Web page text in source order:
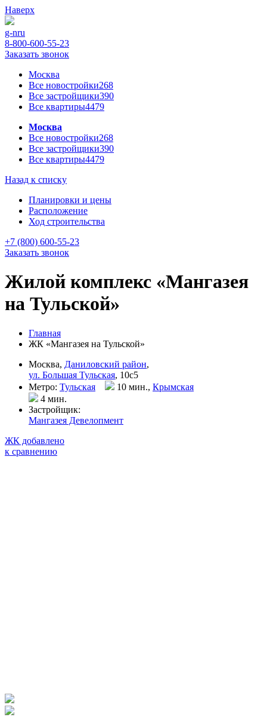
Наверх
g-nru
8-800-600-55-23
Заказать звонок
Москва
Все новостройки268
Все застройщики390
Все квартиры4479
Москва
Все новостройки268
Все застройщики390
Все квартиры4479
Назад к списку
Планировки и цены
Расположение
Ход строительства
+7 (800) 600-55-23
Заказать звонок
Жилой комплекс «Мангазея
на Тульской»
Главная
ЖК «Мангазея на Тульской»
Москва, Даниловский район,
ул. Большая Тульская, 10с5
Метро: Тульская 10 мин., Крымская
4 мин.
Застройщик:
Мангазея Девелопмент
ЖК добавлено
к сравнению